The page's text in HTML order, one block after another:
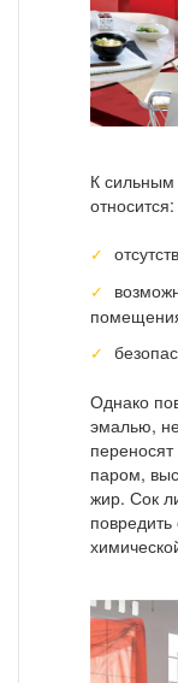
К сильным
относится:
Однако
эмалью,
переносят
паром,
жир. Сок